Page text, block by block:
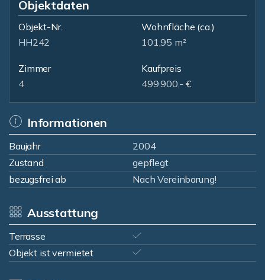
Objektdaten
Objekt-Nr.
HH242
Wohnfläche (ca.)
101,95 m²
Zimmer
4
Kaufpreis
499.900,- €
Informationen
Baujahr
2004
Zustand
gepflegt
bezugsfrei ab
Nach Vereinbarung!
Ausstattung
Terrasse
Objekt ist vermietet